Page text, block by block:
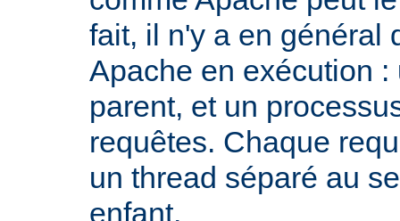
fait, il n'y a en général
Apache en exécution :
parent, et un
requêtes. Chaque
un thread séparé au
enfant.